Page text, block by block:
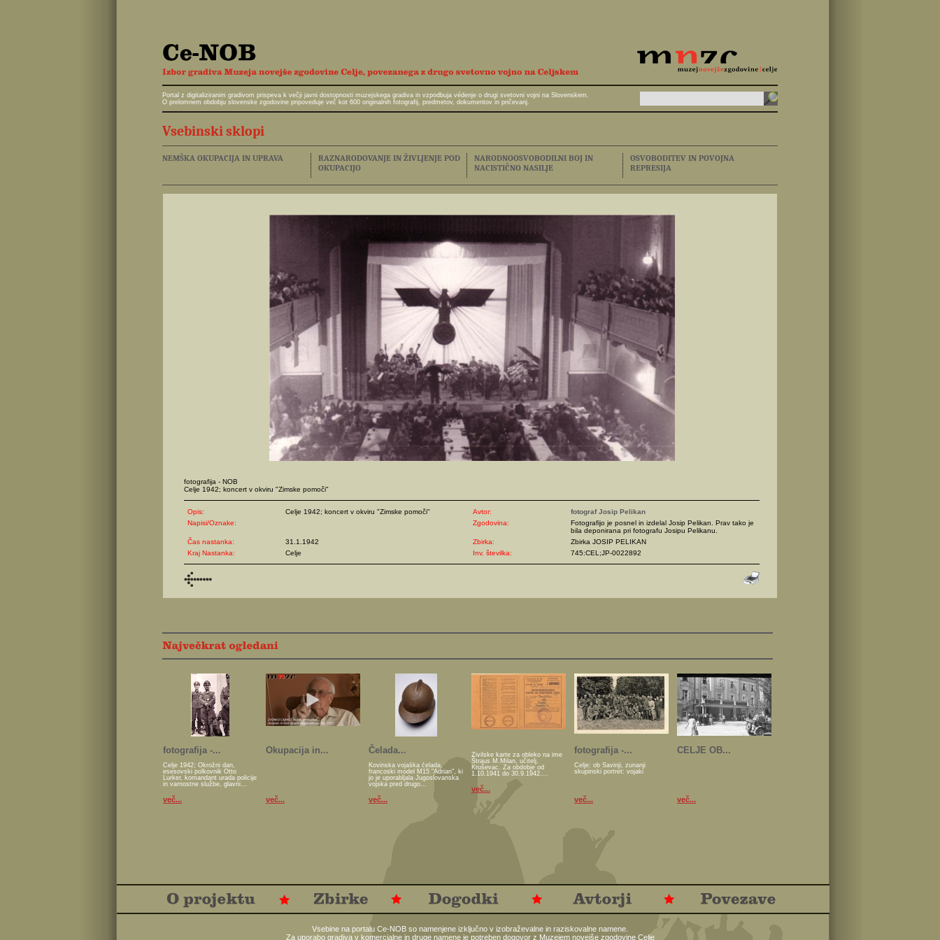
Portal z digitaliziranim gradivom prispeva k večji javni dostopnosti muzejskega gradiva in vzpodbuja védenje o drugi svetovni vojni na Slovenskem.
O prelomnem obdobju slovenske zgodovine pripoveduje več kot 600 originalnih fotografij, predmetov, dokumentov in pričevanj.
Vsebinski sklopi
NEMŠKA OKUPACIJA IN UPRAVA
RAZNARODOVANJE IN ŽIVLJENJE POD
OKUPACIJO
NARODNOOSVOBODILNI BOJ IN
NACISTIČNO NASILJE
OSVOBODITEV IN POVOJNA
REPRESIJA
fotografija - NOB
Celje 1942; koncert v okviru "Zimske pomoči"
Opis: Celje 1942; koncert v okviru "Zimske pomoči" Avtor:
fotograf Josip Pelikan
Napisi/Oznake:
Zgodovina:
Fotografijo je posnel in izdelal Josip Pelikan. Prav tako je
bila deponirana pri fotografu Josipu Pelikanu.
Čas nastanka:
31.1.1942 Zbirka:
Zbirka JOSIP PELIKAN
Kraj Nastanka:
Celje Inv. številka: 745:CEL;JP-0022892
fotografija -...
Celje 1942; Okrožni dan,
esesovski polkovnik Otto
Lurker, komandant urada policije
in varnostne službe, glavni...
več...
Okupacija in...
več...
Čelada...
Kovinska vojaška čelada,
francoski model M15 "Adrian", ki
jo je uporabljala Jugoslovanska
vojska pred drugo...
več...
Živilske karte za obleko na ime
Štraus M.Milan, učitelj,
Kruševac. Za obdobje od
1.10.1941 do 30.9.1942....
več...
fotografija -...
Celje: ob Savinji, zunanji
skupinski portret: vojaki
več...
CELJE OB...
več...
Vsebine na portalu Ce-NOB so namenjene izključno v izobraževalne in raziskovalne namene.
Za uporabo gradiva v komercialne in druge namene je potreben dogovor z Muzejem novejše zgodovine Celje